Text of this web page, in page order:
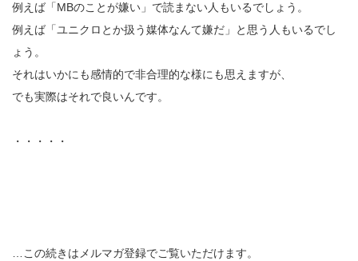
例えば「MBのことが嫌い」で読まない人もいるでしょう。
例えば「ユニクロとか扱う媒体なんて嫌だ」と思う人もいるでし
ょう。
それはいかにも感情的で非合理的な様にも思えますが、
でも実際はそれで良いんです。
・・・・・
…この続きはメルマガ登録でご覧いただけます。